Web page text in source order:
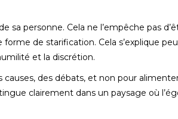
sa personne. Cela ne l’empêche pas
de starification. Cela s’explique
et la discrétion.
des débats, et non pour
clairement dans un paysage où